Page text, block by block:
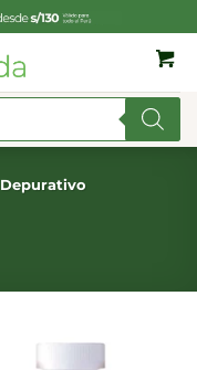
Depurativo